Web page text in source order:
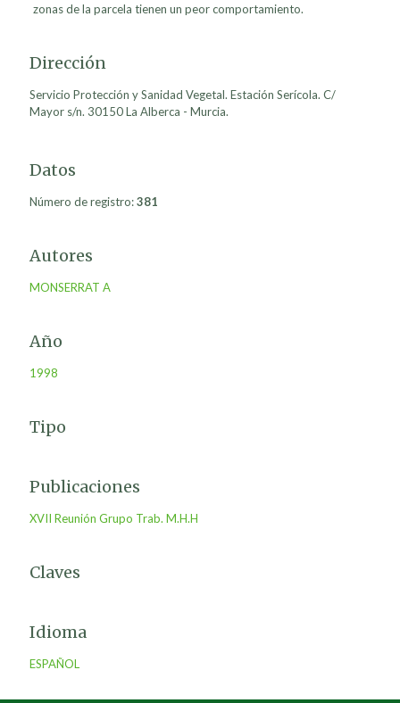
zonas de la parcela tienen un peor comportamiento.
Dirección
Servicio Protección y Sanidad Vegetal. Estación Serícola. C/
Mayor s/n. 30150 La Alberca - Murcia.
Datos
Número de registro:381
Autores
MONSERRAT A
Año
1998
Tipo
Publicaciones
XVII Reunión Grupo Trab. M.H.H
Claves
Idioma
ESPAÑOL